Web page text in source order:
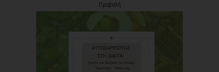
Προβολή